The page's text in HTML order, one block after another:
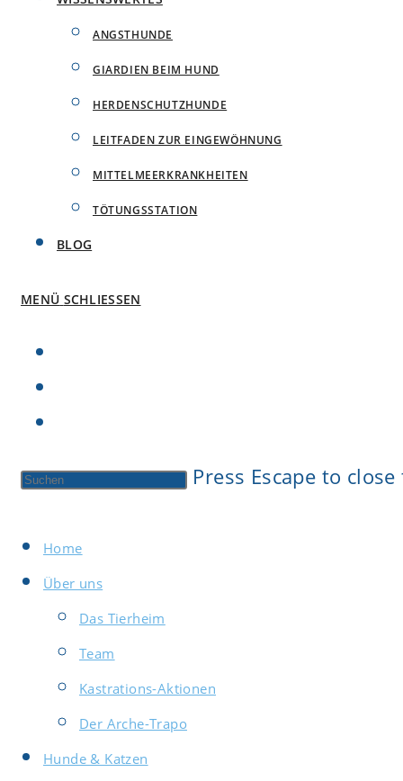
ANGSTHUNDE
GIARDIEN BEIM HUND
HERDENSCHUTZHUNDE
LEITFADEN ZUR EINGEWÖHNUNG
MITTELMEERKRANKHEITEN
TÖTUNGSSTATION
BLOG
MENÜ SCHLIESSEN
Press Escape to
Home
Über uns
Das Tierheim
Team
Kastrations-Aktionen
Der Arche-Trapo
Hunde & Katzen